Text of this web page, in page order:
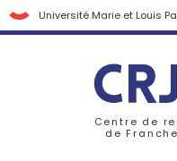
Université Marie et Louis
Centre de
de